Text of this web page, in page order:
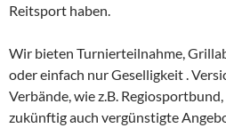
Reitsport haben.
Wir bieten Turnierteilnahme,
oder einfach nur Geselligkeit .
Verbände, wie z.B.
zukünftig auch vergünstigte